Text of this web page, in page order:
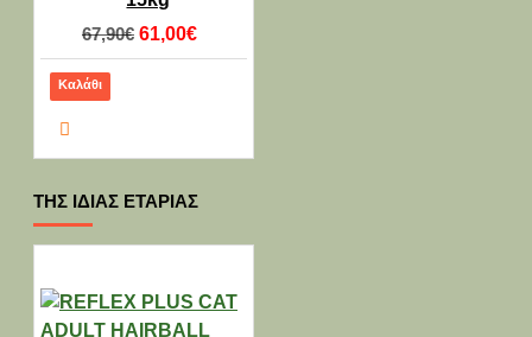
67,90€ 61,00€
Καλάθι
ΤΗΣ ΊΔΙΑΣ ΕΤΑΡΊΑΣ